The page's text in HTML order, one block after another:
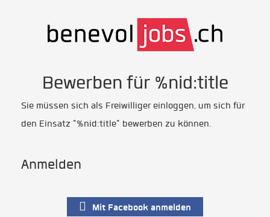
Bewerben für %nid:title
Sie müssen sich als Freiwilliger einloggen, um sich für
den Einsatz "%nid:title" bewerben zu können.
Anmelden
Mit Facebook anmelden